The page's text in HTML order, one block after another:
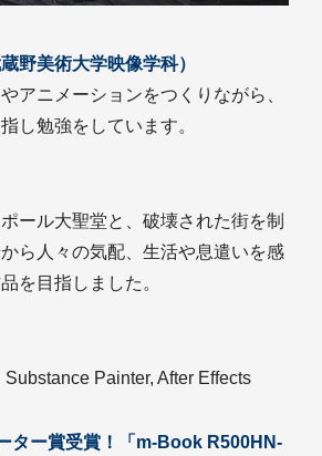
野美術大学映像学科）
アニメーションをつくりながら、
し勉強をしています。
ール大聖堂と、破壊された街を制
ら人々の気配、生活や息遣いを感
を目指しました。
Painter, After Effects
ター賞受賞！「m-Book R500HN-